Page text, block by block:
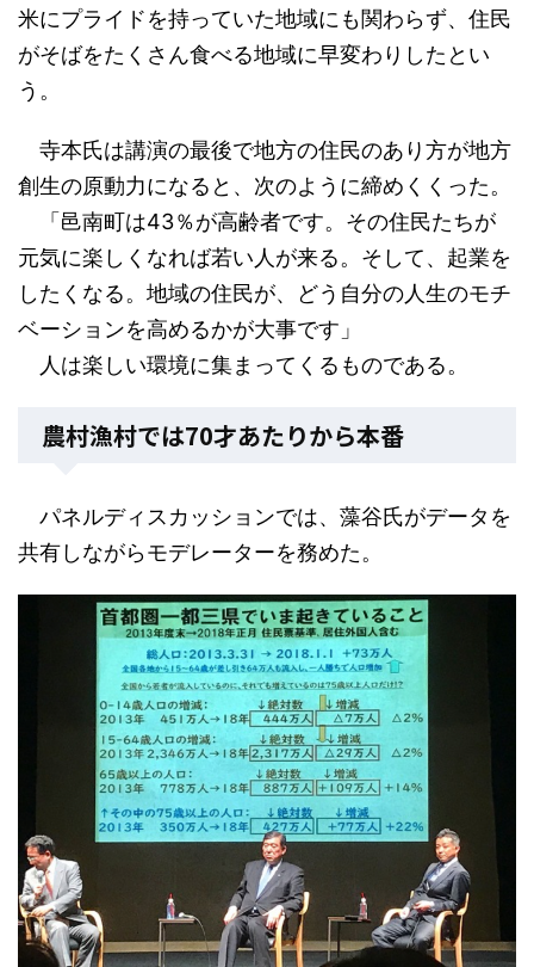
米にプライドを持っていた地域にも関わらず、住民
がそばをたくさん食べる地域に早変わりしたとい
う。
寺本氏は講演の最後で地方の住民のあり方が地方
創生の原動力になると、次のように締めくくった。
「邑南町は43％が高齢者です。その住民たちが
元気に楽しくなれば若い人が来る。そして、起業を
したくなる。地域の住民が、どう自分の人生のモチ
ベーションを高めるかが大事です」
人は楽しい環境に集まってくるものである。
農村漁村では70才あたりから本番
パネルディスカッションでは、藻谷氏がデータを
共有しながらモデレーターを務めた。